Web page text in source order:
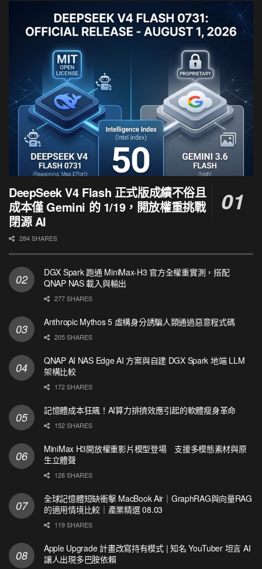
DeepSeek V4 Flash 正式版成績不俗且
成本僅 Gemini 的 1/19，開放權重挑戰
閉源 AI
284 SHARES
DGX Spark 跑通 MiniMax-H3 官方全權重實測，搭配
QNAP NAS 載入與輸出
277 SHARES
Anthropic Mythos 5 虛構身分誘騙人類通過惡意程式碼
205 SHARES
QNAP AI NAS Edge AI 方案與自建 DGX Spark 地端 LLM
架構比較
172 SHARES
記憶體成本狂飆！AI算力排擠效應引起的軟體瘦身革命
152 SHARES
MiniMax H3開放權重影片模型登場 支援多模態素材與原
生立體聲
128 SHARES
全球記憶體短缺衝擊 MacBook Air｜GraphRAG與向量RAG
的適用情境比較｜產業精選 08.03
119 SHARES
Apple Upgrade 計畫改寫持有模式 | 知名 YouTuber 坦言 AI
讓人出現多巴胺依賴